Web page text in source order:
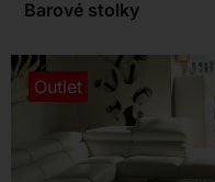
Barové stolky
Outlet